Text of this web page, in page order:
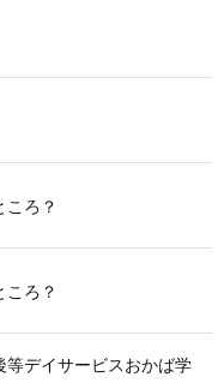
ろ？
ろ？
デイサービスおかば学